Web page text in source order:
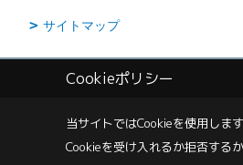
サイトマップ
Copyright (c) COM HOUSHING Inc. All
Cookieポリシー
当サイトではCookieを使用します
Cookieを受け入れるか拒否する